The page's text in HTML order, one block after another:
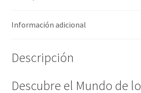
Información adicional
Descripción
Descubre el Mundo de